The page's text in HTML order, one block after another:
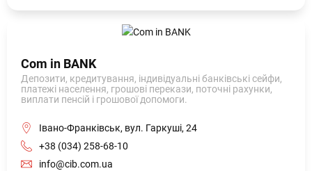
Com in BANK
Депозити, кредитування, індивідуальні банківські сейфи,
платежі населення, грошові перекази, поточні рахунки,
виплати пенсій і грошової допомоги.
Івано-Франківськ, вул. Гаркуші, 24
+38 (034) 258-68-10
info@cib.com.ua